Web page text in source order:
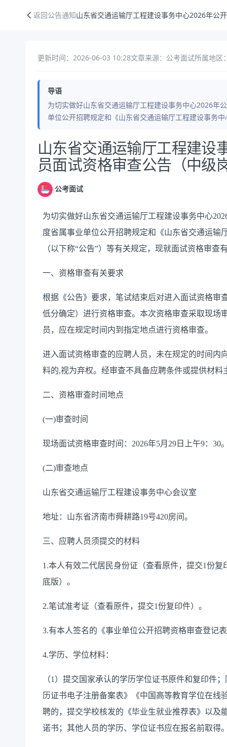
返回公告通知山东省交通运输厅工程建设事务中心2026年公
更新时间：2026-06-03 10:28文章来源：公考面试所属地区
导语
为切实做好山东省交通运输厅工程建设事务中心2026年
单位公开招聘规定和《山东省交通运输厅工程建设事务
公告正文
山东省交通运输厅工程建设
员面试资格审查公告（中级
公考面试
为切实做好山东省交通运输厅工程建设事务中心
度省属事业单位公开招聘规定和《山东省交通运输
（以下称“公告”）等有关规定，现就面试资格审查
一、资格审查有关要求
根据《公告》要求，笔试结束后对进入面试资格审
低分确定）进行资格审查。本次资格审查采取现场
员，应在规定时间内到指定地点进行资格审查。
进入面试资格审查的应聘人员，未在规定的时间内
料的,视为弃权。经审查不具备应聘条件或提供材
二、资格审查时间地点
(一)审查时间
现场面试资格审查时间： 2026年5月 29日上午9：30
(二)审查地点
山东省交通运输厅工程建设事务中心会议室
地址：山东省济南市舜耕路19号420房间。
三、应聘人员须提交的材料
1.本人有效二代居民身份证（查看原件，提交1份复
底版）。
2.笔试准考证 （查看原件，提交1份复印件）。
3.有本人签名的《事业单位公开招聘资格审查登记
4.学历、学位材料：
（1）提交国家承认的学历学位证书原件和复印件
历证书电子注册备案表》《中国高等教育学位在线
聘的，提交学校核发的《毕业生就业推荐表》以及
诺书；其他人员的学历、学位证书应在报名前取得